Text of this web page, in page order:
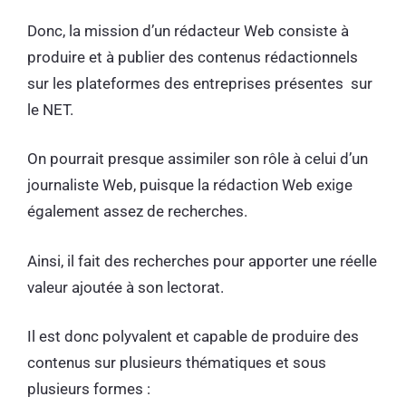
Donc, la mission d’un rédacteur Web consiste à
produire et à publier des contenus rédactionnels
sur les plateformes des entreprises présentes sur
le NET.
On pourrait presque assimiler son rôle à celui d’un
journaliste Web, puisque la rédaction Web exige
également assez de recherches.
Ainsi, il fait des recherches pour apporter une réelle
valeur ajoutée à son lectorat.
Il est donc polyvalent et capable de produire des
contenus sur plusieurs thématiques et sous
plusieurs formes :